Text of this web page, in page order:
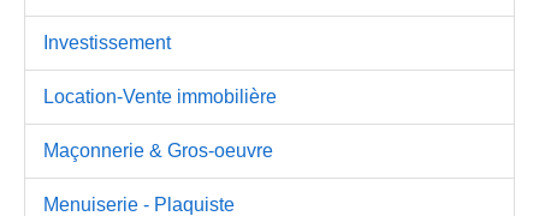
Investissement
Location-Vente immobilière
Maçonnerie & Gros-oeuvre
Menuiserie - Plaquiste